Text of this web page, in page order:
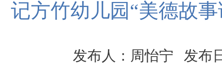
记方竹幼儿园“美德故
发布人：周怡宁 发布